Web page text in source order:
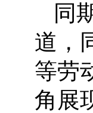
同
道，
等劳
角展